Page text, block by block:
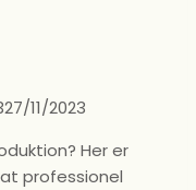
27/11/2023
Her er
professionel